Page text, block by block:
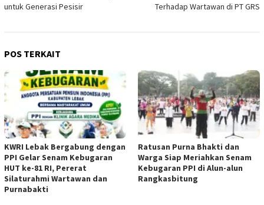
untuk Generasi Pesisir
Terhadap Wartawan di PT GRS
POS TERKAIT
KWRI Lebak Bergabung dengan
PPI Gelar Senam Kebugaran
HUT ke-81 RI, Pererat
Silaturahmi Wartawan dan
Purnabakti
Ratusan Purna Bhakti dan
Warga Siap Meriahkan Senam
Kebugaran PPI di Alun-alun
Rangkasbitung